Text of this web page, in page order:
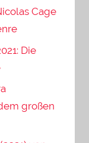
Cage
Die
großen